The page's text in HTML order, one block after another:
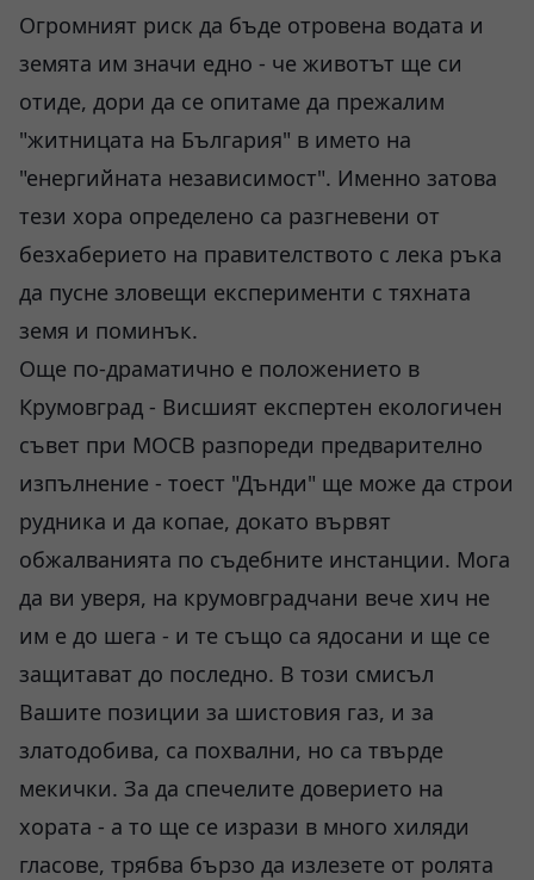
Огромният риск да бъде отровена водата и
земята им значи едно - че животът ще си
отиде, дори да се опитаме да прежалим
"житницата на България" в името на
"енергийната независимост". Именно затова
тези хора определено са разгневени от
безхаберието на правителството с лека ръка
да пусне зловещи експерименти с тяхната
земя и поминък.
Още по-драматично е положението в
Крумовград - Висшият експертен екологичен
съвет при МОСВ разпореди предварително
изпълнение - тоест "Дънди" ще може да строи
рудника и да копае, докато вървят
обжалванията по съдебните инстанции. Мога
да ви уверя, на крумовградчани вече хич не
им е до шега - и те също са ядосани и ще се
защитават до последно. В този смисъл
Вашите позиции за шистовия газ, и за
златодобива, са похвални, но са твърде
мекички. За да спечелите доверието на
хората - а то ще се изрази в много хиляди
гласове, трябва бързо да излезете от ролята